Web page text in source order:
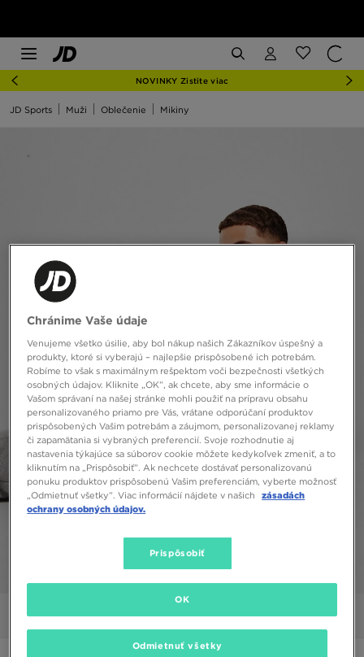
NOVINKY Zistite viac
JD Sports Muži Oblečenie Mikiny
Obrázky Video
Chránime Vaše údaje
Venujeme všetko úsilie, aby bol nákup našich Zákazníkov úspešný a
produkty, ktoré si vyberajú – najlepšie prispôsobené ich potrebám.
Robíme to však s maximálnym rešpektom voči bezpečnosti všetkých
osobných údajov. Kliknite „OK”, ak chcete, aby sme informácie o
Vašom správaní na našej stránke mohli použiť na prípravu obsahu
personalizovaného priamo pre Vás, vrátane odporúčaní produktov
prispôsobených Vašim potrebám a záujmom, personalizovanej reklamy
či zapamätania si vybraných preferencií. Svoje rozhodnutie aj
nastavenia týkajúce sa súborov cookie môžete kedykoľvek zmeniť, a to
kliknutím na „Prispôsobiť”. Ak nechcete dostávať personalizovanú
ponuku produktov prispôsobenú Vašim preferenciám, vyberte možnosť
„Odmietnuť všetky”. Viac informácií nájdete v našich
zásadách
ochrany osobných údajov.
Prispôsobiť
Odmietnuť všetky
OK